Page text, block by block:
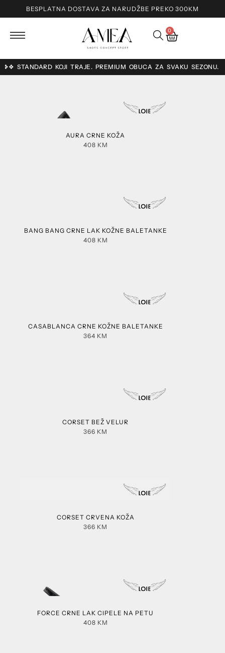
BESPLATNA DOSTAVA ZA NARUDŽBE PREKO 300KM
0
KOJI TRAJE. PREMIUM OBUĆA ZA SVAKU SEZONU. ❖❖
AURA CRNE KOŽA
408 KM
BANG BANG CRNE LAK KOŽNE BALETANKE
408 KM
CASABLANCA CRNE KOŽNE BALETANKE
364 KM
CORSET BEŽ VELUR
366 KM
CORSET CRVENA KOŽA
366 KM
FORCE CRNE LAK CIPELE NA PETU
408 KM